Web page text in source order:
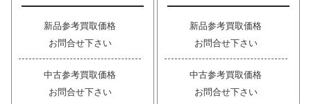
新品参考買取価格
お問合せ下さい
中古参考買取価格
お問合せ下さい
新品参考買取価格
お問合せ下さい
中古参考買取価格
お問合せ下さい